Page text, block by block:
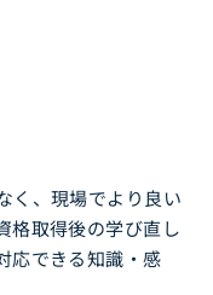
く、現場でより良い
格取得後の学び直し
応できる知識・感